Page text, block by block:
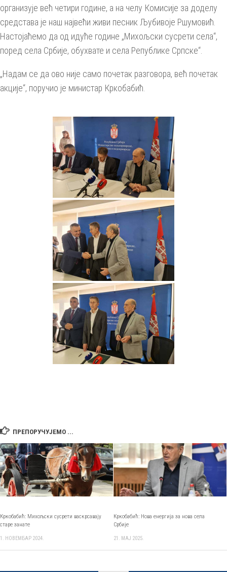
организује већ четири године, а на челу Комисије за доделу
средстава је наш највећи живи песник Љубивоје Ршумовић.
Настојаћемо да од идуће године „Михољски сусрети села“,
поред села Србије, обухвате и села Републике Српске“.
„Надам се да ово није само почетак разговора, већ почетак
акције“, поручио је министар Кркобабић.
ПРЕПОРУЧУЈЕМО ...
Кркобабић: Михољски сусрети васкрсавају
старе занате
1. НОВЕМБАР 2024.
Кркобабић: Нова енергија за нова села
Србије
21. МАЈ 2025.